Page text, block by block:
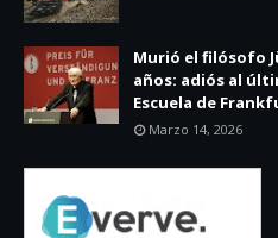
Murió el filósofo
años: adiós al
Escuela de
Marzo 14, 2026